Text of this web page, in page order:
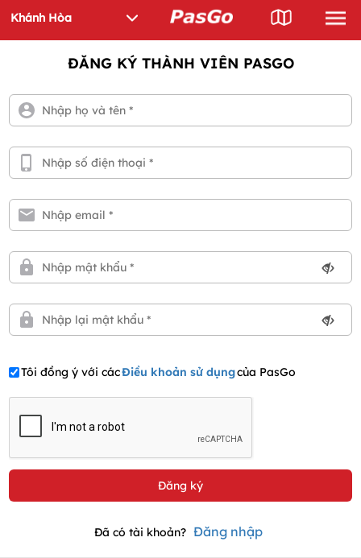
ĐĂNG KÝ THÀNH VIÊN PASGO
Tôi đồng ý với cácĐiều khoản sử dụngcủa PasGo
Đã có tài khoản? Đăng nhập